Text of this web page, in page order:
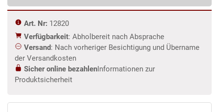
Art. Nr: 12820
Verfügbarkeit: Abholbereit nach Absprache
Versand: Nach vorheriger Besichtigung und Übername
der Versandkosten
Sicher online bezahlenInformationen zur
Produktsicherheit